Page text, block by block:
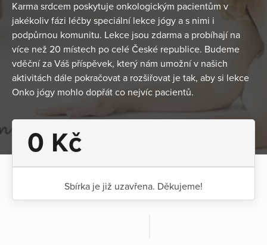
Karma srdcem poskytuje onkologickým pacientům v
jakékoliv fázi léčby speciální lekce jógy a s nimi i
podpůrnou komunitu. Lekce jsou zdarma a probíhají na
více než 20 místech po celé České republice. Budeme
vděční za Váš příspěvek, který nám umožní v našich
aktivitách dále pokračovat a rozšiřovat je tak, aby si lekce
Onko jógy mohlo dopřát co nejvíc pacientů.
0 Kč
Sbírka je již uzavřena. Děkujeme!